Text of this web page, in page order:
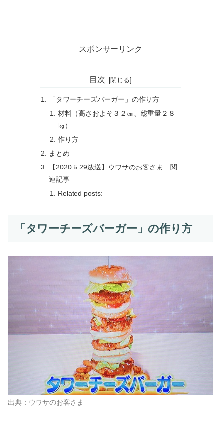
スポンサーリンク
目次
「タワーチーズバーガー」の作り方
材料（高さおよそ３２㎝、総重量２８
㎏）
作り方
まとめ
【2020.5.29放送】ウワサのお客さま 関
連記事
Related posts:
「タワーチーズバーガー」の作り方
出典：ウワサのお客さま